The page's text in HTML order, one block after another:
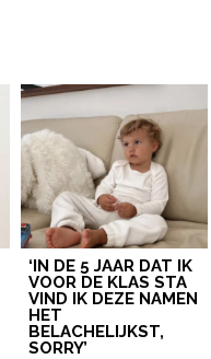
‘IN DE 5 JAAR DAT IK
VOOR DE KLAS STA
VIND IK DEZE NAMEN
HET
BELACHELIJKST,
SORRY’